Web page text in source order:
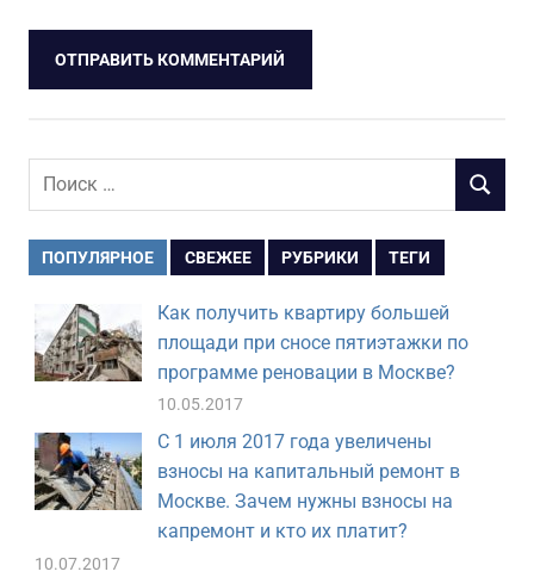
Поиск
ПОИСК
ПОПУЛЯРНОЕ СВЕЖЕЕ РУБРИКИ ТЕГИ
Как получить квартиру большей
площади при сносе пятиэтажки по
программе реновации в Москве?
10.05.2017
С 1 июля 2017 года увеличены
взносы на капитальный ремонт в
Москве. Зачем нужны взносы на
капремонт и кто их платит?
10.07.2017